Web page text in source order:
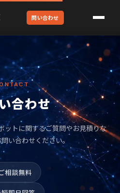
問い合わせ
合わせ
ットに関するご質問やお見積りな
い合わせください。
相談無料